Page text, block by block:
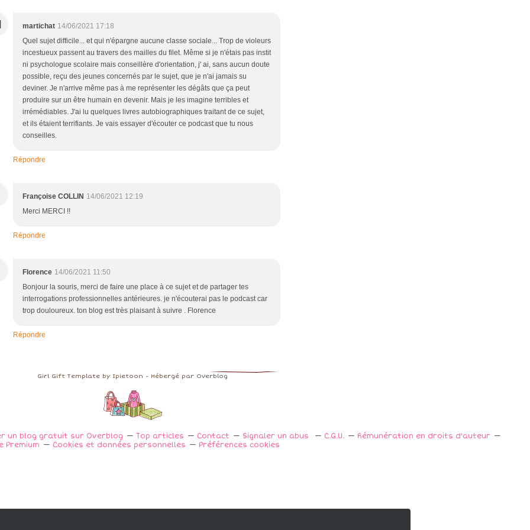
martichat 14/06/2021 17:18
Quel sujet difficile... et qui n'épargne aucune classe sociale... Trop de violeurs
incestueux passent au travers des mailles du filet. Même si je n'étais pas instit
ni psychologue scolaire mais conseillère d'orientation, j' ai, sans aucun doute
possible, reçu des jeunes concernés par le sujet, que je n'ai jamais su
deviner. Je n'arrive même pas à me représenter les dégâts que ça peut
produire sur un être humain en devenir. Mais je les imagine terribles et
irrémédiables. J'ai lu quelques livres autobiographiques traitant de ce sujet,
et ils étaient terrifiants. Je vais essayer d'écouter ce podcast que tu nous
conseilles.
Répondre
Françoise COLLIN 14/06/2021 12:19
Merci MERCI !!
Répondre
Florence 14/06/2021 11:50
Bonjour la souris, merci de faire une place à ce sujet et de partager tes
interrogations professionnelles antérieures. je n'écouterai pas le podcast car
trop douloureux. ton blog est très plaisant à suivre . Florence
Répondre
Girl Gift Template by Ipietoon - Hébergé par Overblog
un blog gratuit sur Overblog Top articles Contact Signaler un abus C.G.U.
Rémunération en droits d'auteur
Premium
Cookies et données personnelles Préférences cookies